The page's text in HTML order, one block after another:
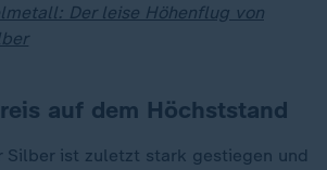
Der leise Höhenflug von
auf dem Höchststand
Silber ist zuletzt stark gestiegen und